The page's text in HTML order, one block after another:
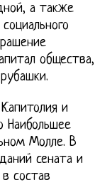
а также
общества,
и
Наибольшее
Молле. В
сената и
состав